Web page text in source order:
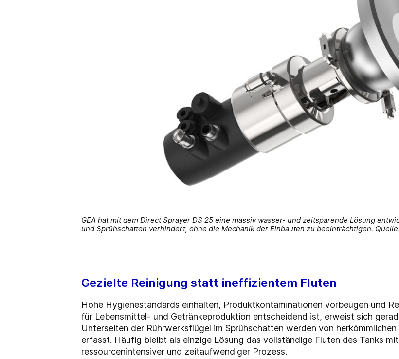
GEA hat mit dem Direct Sprayer DS 25 eine massiv wasser- und zeitsparende Lösung
und Sprühschatten verhindert, ohne die Mechanik der Einbauten zu beeinträchtigen.
Gezielte Reinigung statt ineffizientem Fluten
Hohe Hygienestandards einhalten, Produktkontaminationen vorbeugen und
für Lebensmittel- und Getränkeproduktion entscheidend ist, erweist sich
Unterseiten der Rührwerksflügel im Sprühschatten werden von
erfasst. Häufig bleibt als einzige Lösung das vollständige Fluten des Tanks
ressourcenintensiver und zeitaufwendiger Prozess.